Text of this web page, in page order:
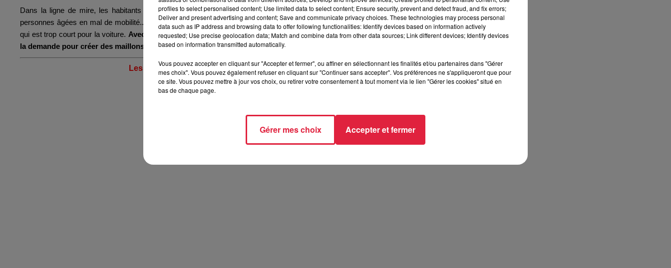
Dans la ligne de mire, les habitants de lotissements reculés, les collégiens qui auraient du mal à rejoindre un arrêt de bus, des
personnes âgées en mal de mobilité... L'enjeu, c'est donc le fameux "dernier kilomètre". Celui qui est trop long pour y aller à pied, et
qui est trop court pour la voiture. Avec les retours des utilisateurs, la Ville de Haguenau devrait proposer une ligne autonome à
la demande pour créer des maillons manquants dans le transport public. Alors à vous de jouer !
Les arrêts de la navette - à tester du 15 au 22 de 13h à 19h
profiles to select personalised content; Use limited data to select content; Ensure security, prevent and detect fraud, and fix errors;
Deliver and present advertising and content; Save and communicate privacy choices. These technologies may process personal
data such as IP address and browsing data to offer following functionalities: Identify devices based on information actively
requested; Use precise geolocation data; Match and combine data from other data sources; Link different devices; Identify devices
based on information transmitted automatically.
Vous pouvez accepter en cliquant sur "Accepter et fermer", ou affiner en sélectionnant les finalités et/ou partenaires dans "Gérer
mes choix". Vous pouvez également refuser en cliquant sur "Continuer sans accepter". Vos préférences ne s'appliqueront que pour
ce site. Vous pouvez mettre à jour vos choix, ou retirer votre consentement à tout moment via le lien "Gérer les cookies" situé en
bas de chaque page.
Gérer mes choix Accepter et fermer